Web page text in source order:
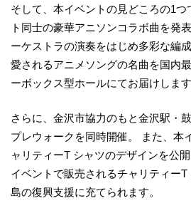
そして、本イベントの見どころの1つ
ト同士の豪華アニソンコラボ曲を発
ーケストラの演奏をはじめ多彩な編
愛されるアニメソングの名曲を国内
ーボックス型ホールにてお届けします
さらに、金沢市協力のもと金沢駅・
プレウォークを同時開催。 また、本
ャリティーT シャツのデザインを公
イベントで販売されるチャリティー
島の復興支援に充てられます。